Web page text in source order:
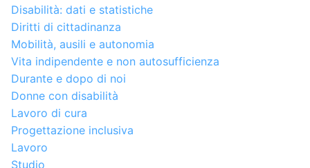
Disabilità: dati e statistiche
Diritti di cittadinanza
Mobilità, ausili e autonomia
Vita indipendente e non autosufficienza
Durante e dopo di noi
Donne con disabilità
Lavoro di cura
Progettazione inclusiva
Lavoro
Studio